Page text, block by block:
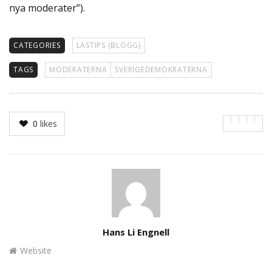
nya moderater”).
CATEGORIES LÄSTIPS (BLOGG)
TAGS MODERATERNA SVERIGEDEMOKRATERNA
0 likes
Hans Li Engnell
Website